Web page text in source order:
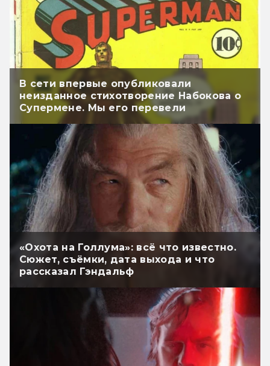
В сети впервые опубликовали
неизданное стихотворение Набокова о
Супермене. Мы его перевели
«Охота на Голлума»: всё что известно.
Сюжет, съёмки, дата выхода и что
рассказал Гэндальф